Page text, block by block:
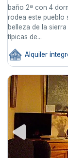
baño 2ª con 4
rodea este pueblo
belleza de la
típicas de...
Alquiler